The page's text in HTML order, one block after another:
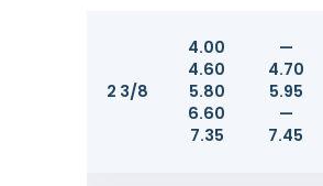
2 3/8
4.00
4.60
5.80
6.60
7.35
—
4.70
5.95
—
7.45